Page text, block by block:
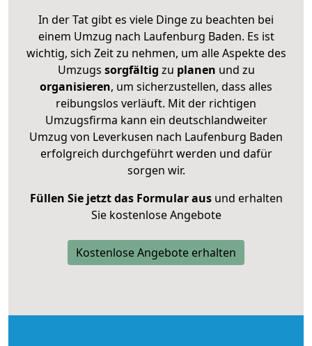
In der Tat gibt es viele Dinge zu beachten bei
einem Umzug nach Laufenburg Baden. Es ist
wichtig, sich Zeit zu nehmen, um alle Aspekte des
Umzugs sorgfältig zu planen und zu
organisieren, um sicherzustellen, dass alles
reibungslos verläuft. Mit der richtigen
Umzugsfirma kann ein deutschlandweiter
Umzug von Leverkusen nach Laufenburg Baden
erfolgreich durchgeführt werden und dafür
sorgen wir.
Füllen Sie jetzt das Formular ausund erhalten
Sie kostenlose Angebote
Kostenlose Angebote erhalten